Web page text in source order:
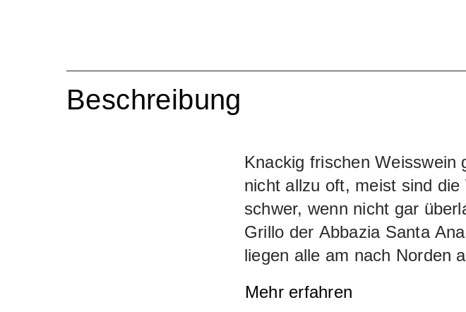
Beschreibung
Knackig frischen Weisswein
nicht allzu oft, meist sind
schwer, wenn nicht gar
Grillo der Abbazia Santa
liegen alle am nach Norden
eindeutigen Vorteil, dass die
Mehr erfahren